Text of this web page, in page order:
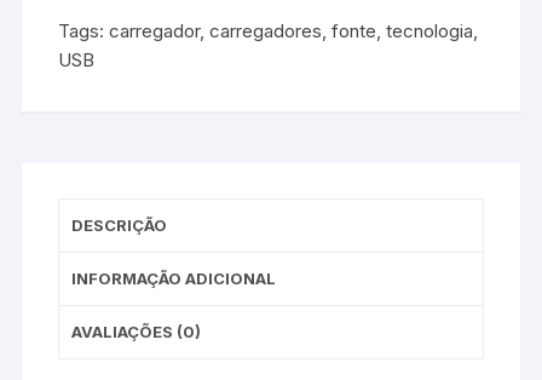
Tags:carregador,carregadores ,fonte ,tecnologia
USB
DESCRIÇÃO
INFORMAÇÃO ADICIONAL
AVALIAÇÕES (0)